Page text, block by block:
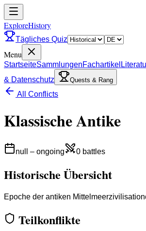
ExploreHistory
Tägliches Quiz
Menu
StartseiteSammlungenFachartikel
& Datenschutz
Quests & Rang
All Conflicts
Klassische Antike
null – ongoing 0 battles
Historische Übersicht
Epoche der antiken
Teilkonflikte